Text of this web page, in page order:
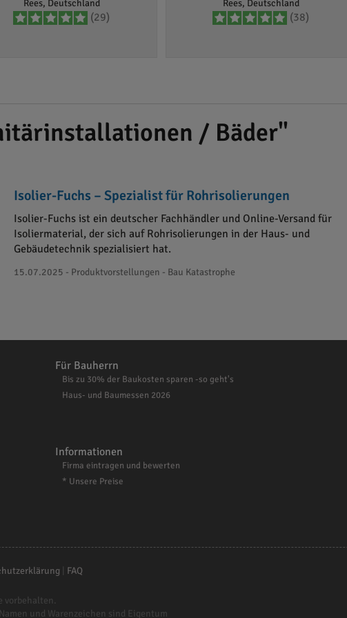
Rees, Deutschland
(29)
Rees, Deutschland
(38)
/ Bäder"
Isolier-Fuchs – Spezialist für Rohrisolierungen
Isolier-Fuchs ist ein deutscher Fachhändler und Online-Versand für
Isoliermaterial, der sich auf Rohrisolierungen in der Haus- und
Gebäudetechnik spezialisiert hat.
15.07.2025 - Produktvorstellungen - Bau Katastrophe
Für Bauherrn
Bis zu 30% der Baukosten sparen -so geht's
Haus- und Baumessen 2026
Informationen
Firma eintragen und bewerten
* Unsere Preise
| FAQ
vorbehalten.
und Warenzeichen sind Eigentum